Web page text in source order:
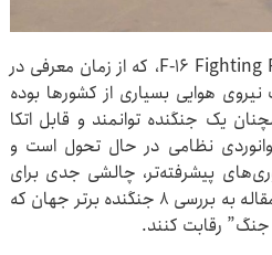
چرخان نوشت: جنگنده F-۱۶ Fighting Falcon، که از زمان معرفی در
نیروی هوایی بسیاری از کشورها بوده
یک جنگنده توانمند و قابل اتکا
نظامی در حال تحول است و
پیشرفته‌تر، چالشی جدی برای
F-۱۶ محسوب می‌شوند. در این مقاله به بررسی ۸ جنگنده برتر جهان که
جنگ” رقابت کنند.